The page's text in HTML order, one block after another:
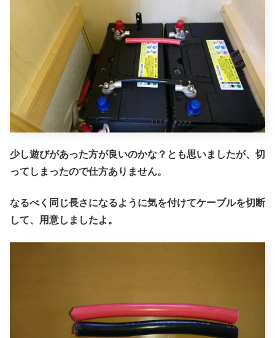
少し遊びがあった方が良いのかな？とも思いましたが、切
ってしまったので仕方ありません。
なるべく同じ長さになるように気を付けてケーブルを切断
して、用意しましたよ。